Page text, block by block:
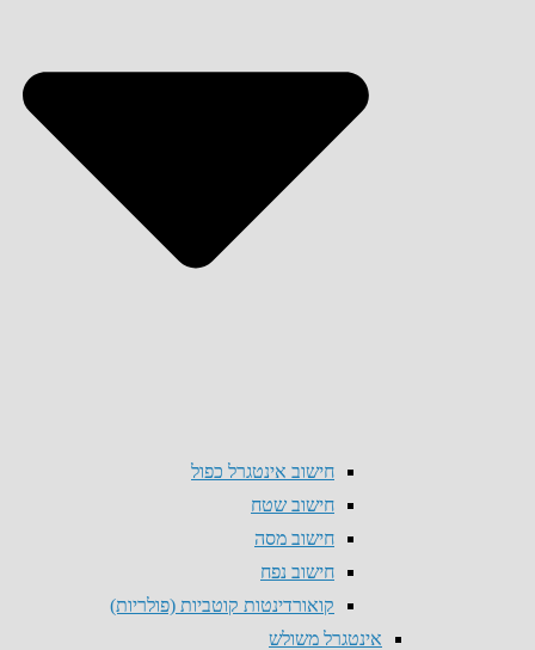
חישוב אינטגרל כפול
חישוב שטח
חישוב מסה
חישוב נפח
קואורדינטות קוטביות (פולריות)
אינטגרל משולש